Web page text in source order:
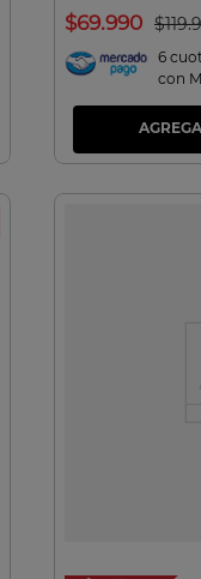
$119.
$69.990
6
con